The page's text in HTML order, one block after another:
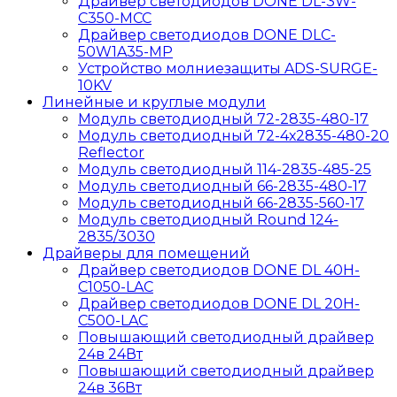
C350-MCC
Драйвер светодиодов DONE DLC-
50W1A35-MP
Устройство молниезащиты ADS-SURGE-
10KV
Линейные и круглые модули
Модуль светодиодный 72-2835-480-17
Модуль светодиодный 72-4х2835-480-20
Reflector
Модуль светодиодный 114-2835-485-25
Модуль светодиодный 66-2835-480-17
Модуль светодиодный 66-2835-560-17
Модуль светодиодный Round 124-
2835/3030
Драйверы для помещений
Драйвер светодиодов DONE DL 40H-
C1050-LAC
Драйвер светодиодов DONE DL 20H-
C500-LAC
Повышающий светодиодный драйвер
24в 24Вт
Повышающий светодиодный драйвер
24в 36Вт